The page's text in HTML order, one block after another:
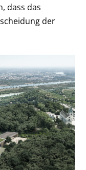
dass das
der